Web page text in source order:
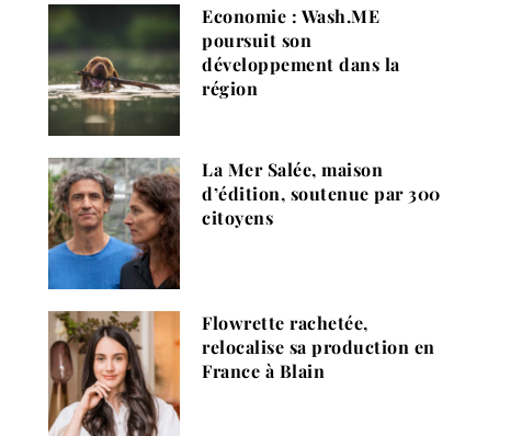
Economie : Wash.ME
poursuit son
développement dans la
région
La Mer Salée, maison
d’édition, soutenue par 300
citoyens
Flowrette rachetée,
relocalise sa production en
France à Blain